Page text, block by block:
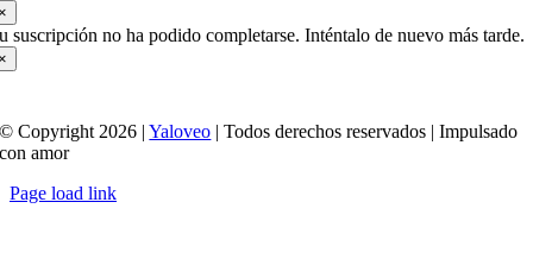
suscripción no ha podido completarse. Inténtalo de nuevo más tarde.
© Copyright 2026 |Yaloveo | Todos derechos reservados | Impulsado
con amor
Page load link